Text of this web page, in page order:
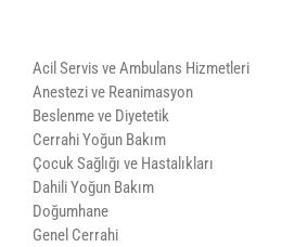
Acil Servis ve Ambulans Hizmetleri
Anestezi ve Reanimasyon
Beslenme ve Diyetetik
Cerrahi Yoğun Bakım
Çocuk Sağlığı ve Hastalıkları
Dahili Yoğun Bakım
Doğumhane
Genel Cerrahi